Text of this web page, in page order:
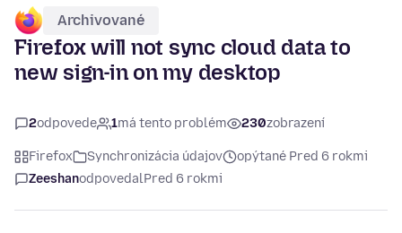
Archivované
Firefox will not sync cloud data to
new sign-in on my desktop
2odpovede 1má tento problém 230zobrazení
Firefox Synchronizácia údajov
opýtané Pred 6 rokmi
ZeeshanodpovedalPred 6 rokmi